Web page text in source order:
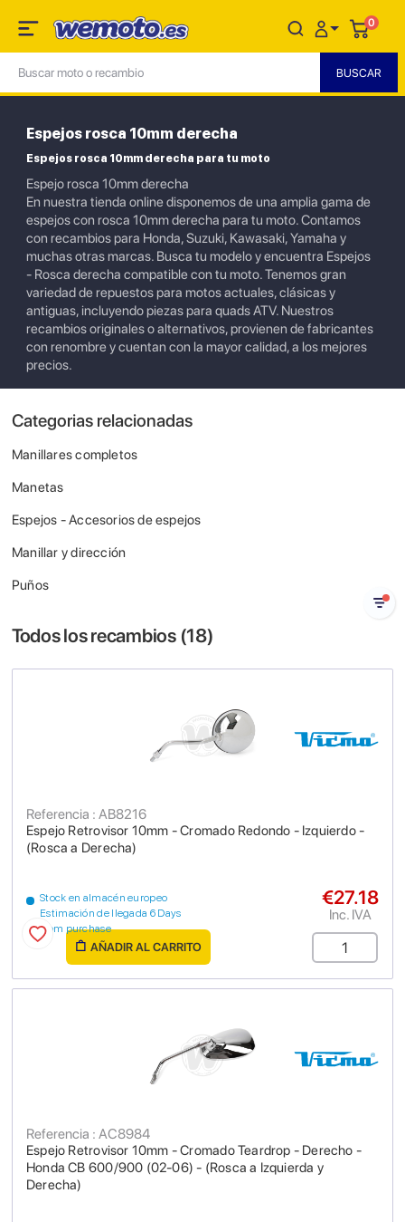
0
Espejos rosca 10mm derecha
Espejos rosca 10mm derecha para tu moto
Espejo rosca 10mm derecha
En nuestra tienda online disponemos de una amplia gama de
espejos con rosca 10mm derecha para tu moto. Contamos
con recambios para Honda, Suzuki, Kawasaki, Yamaha y
muchas otras marcas. Busca tu modelo y encuentra Espejos
- Rosca derecha compatible con tu moto. Tenemos gran
variedad de repuestos para motos actuales, clásicas y
antiguas, incluyendo piezas para quads ATV. Nuestros
recambios originales o alternativos, provienen de fabricantes
con renombre y cuentan con la mayor calidad, a los mejores
precios.
Categorias relacionadas
Manillares completos
Manetas
Espejos - Accesorios de espejos
Manillar y dirección
Puños
Todos los recambios (18)
Espejo Retrovisor 10mm - Cromado Redondo - Izquierdo -
(Rosca a Derecha)
Referencia : AB8216
Stock en almacén europeo
Estimación de llegada 6 Days
from purchase
€27.18
Inc. IVA
AÑADIR AL CARRITO
Espejo Retrovisor 10mm - Cromado Teardrop - Derecho -
Honda CB 600/900 (02-06) - (Rosca a Izquierda y
Derecha)
Referencia : AC8984